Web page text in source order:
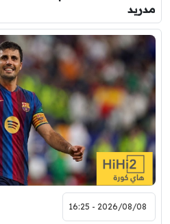
مدريد
2026/08/08 - 16:25